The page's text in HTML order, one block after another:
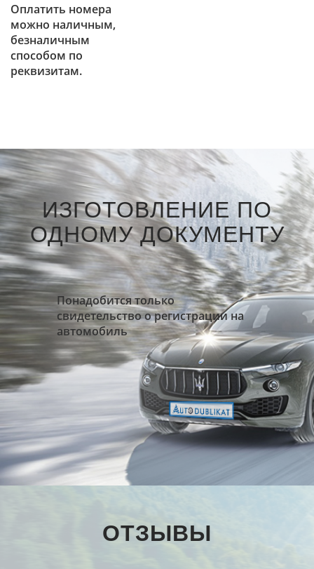
Оплатить номера
можно наличным,
безналичным
способом по
реквизитам.
ИЗГОТОВЛЕНИЕ ПО
ОДНОМУ ДОКУМЕНТУ
Понадобится только
свидетельство о регистрации на
автомобиль
ОТЗЫВЫ